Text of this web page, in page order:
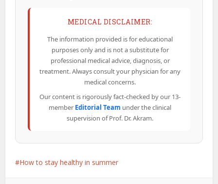
MEDICAL DISCLAIMER:
The information provided is for educational
purposes only and is not a substitute for
professional medical advice, diagnosis, or
treatment. Always consult your physician for any
medical concerns.
Our content is rigorously fact-checked by our 13-
member Editorial Team under the clinical
supervision of Prof. Dr. Akram.
How to stay healthy in summer